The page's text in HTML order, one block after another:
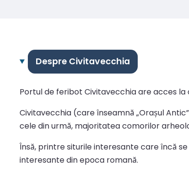
Despre Civitavecchia
Portul de feribot Civitavecchia are acces
Civitavecchia (care înseamnă „Orașul
cele din urmă, majoritatea comorilor
Însă, printre siturile interesante care încă
interesante din epoca romană.